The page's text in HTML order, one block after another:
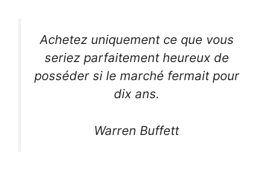
Achetez uniquement ce que vous
seriez parfaitement heureux de
posséder si le marché fermait pour
dix ans.
Warren Buffett